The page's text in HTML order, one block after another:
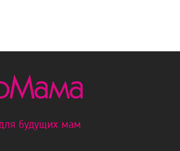
будущих мам